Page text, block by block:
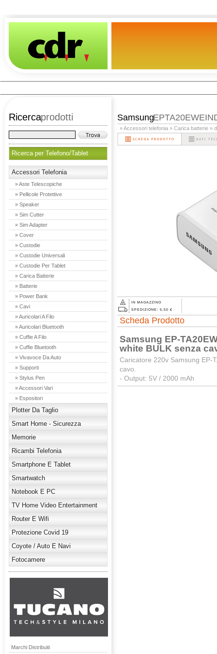
Ricercaprodotti
Ricerca per Telefono/Tablet
Accessori Telefonia
» Aste Telescopiche
» Pellicole Protettive
» Speaker
» Sim Cutter
» Sim Adapter
» Cover
» Custodie
» Custodie Universali
» Custodie Per Tablet
» Carica Batterie
» Batterie
» Power Bank
» Cavi
» Auricolari A Filo
» Auricolari Bluetooth
» Cuffie A Filo
» Cuffie Bluetooth
» Vivavoce Da Auto
» Supporti
» Stylus Pen
» Accessori Vari
» Espositori
Plotter Da Taglio
Smart Home - Sicurezza
Memorie
Ricambi Telefonia
Smartphone E Tablet
Smartwatch
Notebook E PC
TV Home Video Entertainment
Router E Wifi
Protezione Covid 19
Coyote / Auto E Navi
Fotocamere
Marchi Distribuiti
Samsung
» Accessori telefonia » Carica batterie »
IN MAGAZZINO
SPEDIZIONE: 5,50 €
Scheda Prodotto
Samsung EP-
white BULK senza
Caricatore 220v Samsung EP-
cavo.
- Output: 5V / 2000 mAh